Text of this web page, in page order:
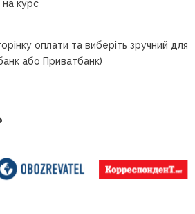
на курс
оплати та виберіть зручний для
або Приватбанк)